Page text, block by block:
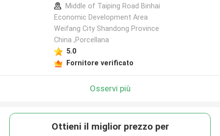
Middle of Taiping Road Binhai
Economic Development Area
Weifang City Shandong Province
China ,Porcellana
5.0
Fornitore verificato
Osservi più
Ottieni il miglior prezzo per